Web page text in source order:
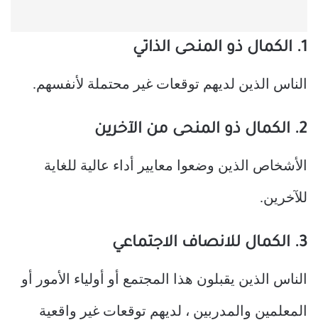
1. الكمال ذو المنحى الذاتي
الناس الذين لديهم توقعات غير محتملة لأنفسهم.
2. الكمال ذو المنحى من الآخرين
الأشخاص الذين وضعوا معايير أداء عالية للغاية
للآخرين.
3. الكمال للانصاف الاجتماعي
الناس الذين يقبلون هذا المجتمع أو أولياء الأمور أو
المعلمين والمدربين ، لديهم توقعات غير واقعية